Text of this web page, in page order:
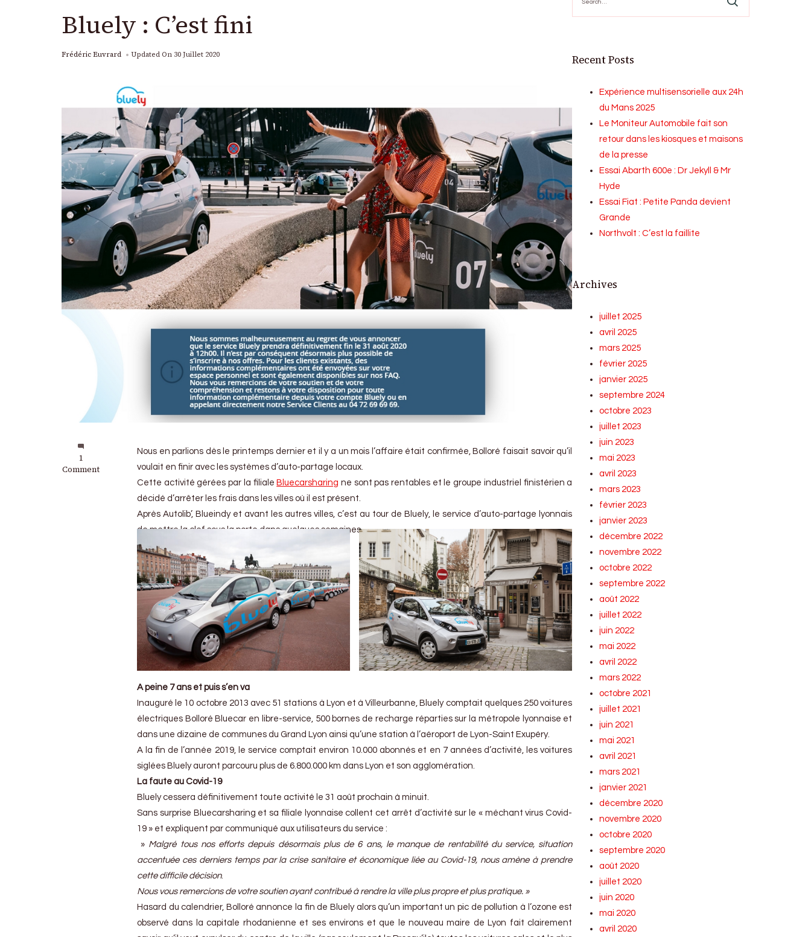
Bluely : C’est fini
Frédéric Euvrard Updated On 30 Juillet 2020
1
Comment
on
Bluely
Nous en parlions dès le printemps dernier et il y a un mois l’affaire était confirmée, Bolloré faisait savoir qu’il
voulait en finir avec les systèmes d’auto-partage locaux.
Cette activité gérées par la filiale Bluecarsharing ne sont pas rentables et le groupe industriel finistérien a
décidé d’arrêter les frais dans les villes où il est présent.
Après Autolib’, Blueindy et avant les autres villes, c’est au tour de Bluely, le service d’auto-partage lyonnais
de mettre la clef sous la porte dans quelques semaines.
A peine 7 ans et puis s’en va
Inauguré le 10 octobre 2013 avec 51 stations à Lyon et à Villeurbanne, Bluely comptait quelques 250 voitures
électriques Bolloré Bluecar en libre-service, 500 bornes de recharge réparties sur la métropole lyonnaise et
dans une dizaine de communes du Grand Lyon ainsi qu’une station à l’aéroport de Lyon-Saint Exupéry.
A la fin de l’année 2019, le service comptait environ 10.000 abonnés et en 7 années d’activité, les voitures
siglées Bluely auront parcouru plus de 6.800.000 km dans Lyon et son agglomération.
La faute au Covid-19
Bluely cessera définitivement toute activité le 31 août prochain à minuit.
Sans surprise Bluecarsharing et sa filiale lyonnaise collent cet arrêt d’activité sur le « méchant virus Covid-
19 » et expliquent par communiqué aux utilisateurs du service :
» Malgré tous nos efforts depuis désormais plus de 6 ans, le manque de rentabilité du service, situation
accentuée ces derniers temps par la crise sanitaire et économique liée au Covid-19, nous amène à prendre
cette difficile décision.
Nous vous remercions de votre soutien ayant contribué à rendre la ville plus propre et plus pratique. »
Hasard du calendrier, Bolloré annonce la fin de Bluely alors qu’un important un pic de pollution à l’ozone est
observé dans la capitale rhodanienne et ses environs et que le nouveau maire de Lyon fait clairement
Recent Posts
Expérience multisensorielle aux 24h
du Mans 2025
Le Moniteur Automobile fait son
retour dans les kiosques et maisons
de la presse
Essai Abarth 600e : Dr Jekyll & Mr
Hyde
Essai Fiat : Petite Panda devient
Grande
Northvolt : C’est la faillite
Archives
juillet 2025
avril 2025
mars 2025
février 2025
janvier 2025
septembre 2024
octobre 2023
juillet 2023
juin 2023
mai 2023
avril 2023
mars 2023
février 2023
janvier 2023
décembre 2022
novembre 2022
octobre 2022
septembre 2022
août 2022
juillet 2022
juin 2022
mai 2022
avril 2022
mars 2022
octobre 2021
juillet 2021
juin 2021
mai 2021
avril 2021
mars 2021
janvier 2021
décembre 2020
novembre 2020
octobre 2020
septembre 2020
août 2020
juillet 2020
juin 2020
mai 2020
avril 2020